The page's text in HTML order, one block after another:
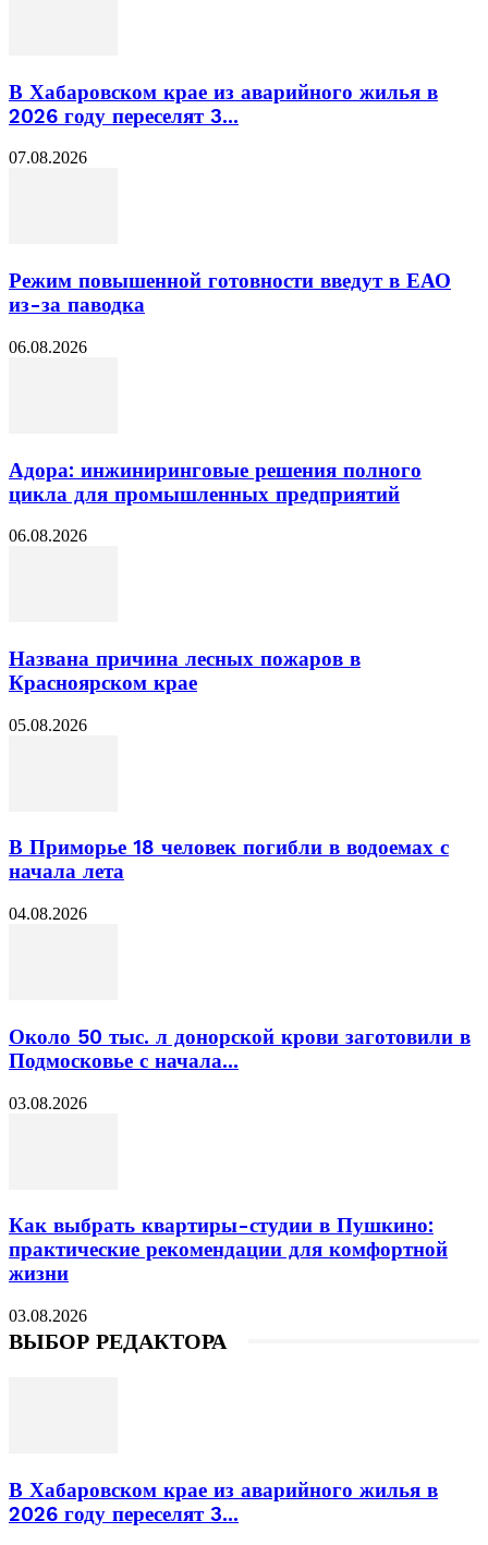
В Хабаровском крае из аварийного жилья в
2026 году переселят 3...
07.08.2026
Режим повышенной готовности введут в ЕАО
из-за паводка
06.08.2026
Адора: инжиниринговые решения полного
цикла для промышленных предприятий
06.08.2026
Названа причина лесных пожаров в
Красноярском крае
05.08.2026
В Приморье 18 человек погибли в водоемах с
начала лета
04.08.2026
Около 50 тыс. л донорской крови заготовили в
Подмосковье с начала...
03.08.2026
Как выбрать квартиры-студии в Пушкино:
практические рекомендации для комфортной
жизни
03.08.2026
ВЫБОР РЕДАКТОРА
В Хабаровском крае из аварийного жилья в
2026 году переселят 3...